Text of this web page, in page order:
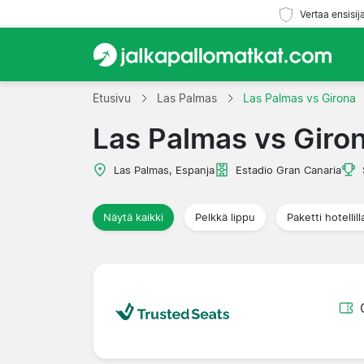
Vertaa
Etusivu Las Palmas Las Palmas vs Girona
Las Palmas vs
Las Palmas, Espanja Estadio Gran Canaria
Näytä kaikki Pelkkä lippu Paketti